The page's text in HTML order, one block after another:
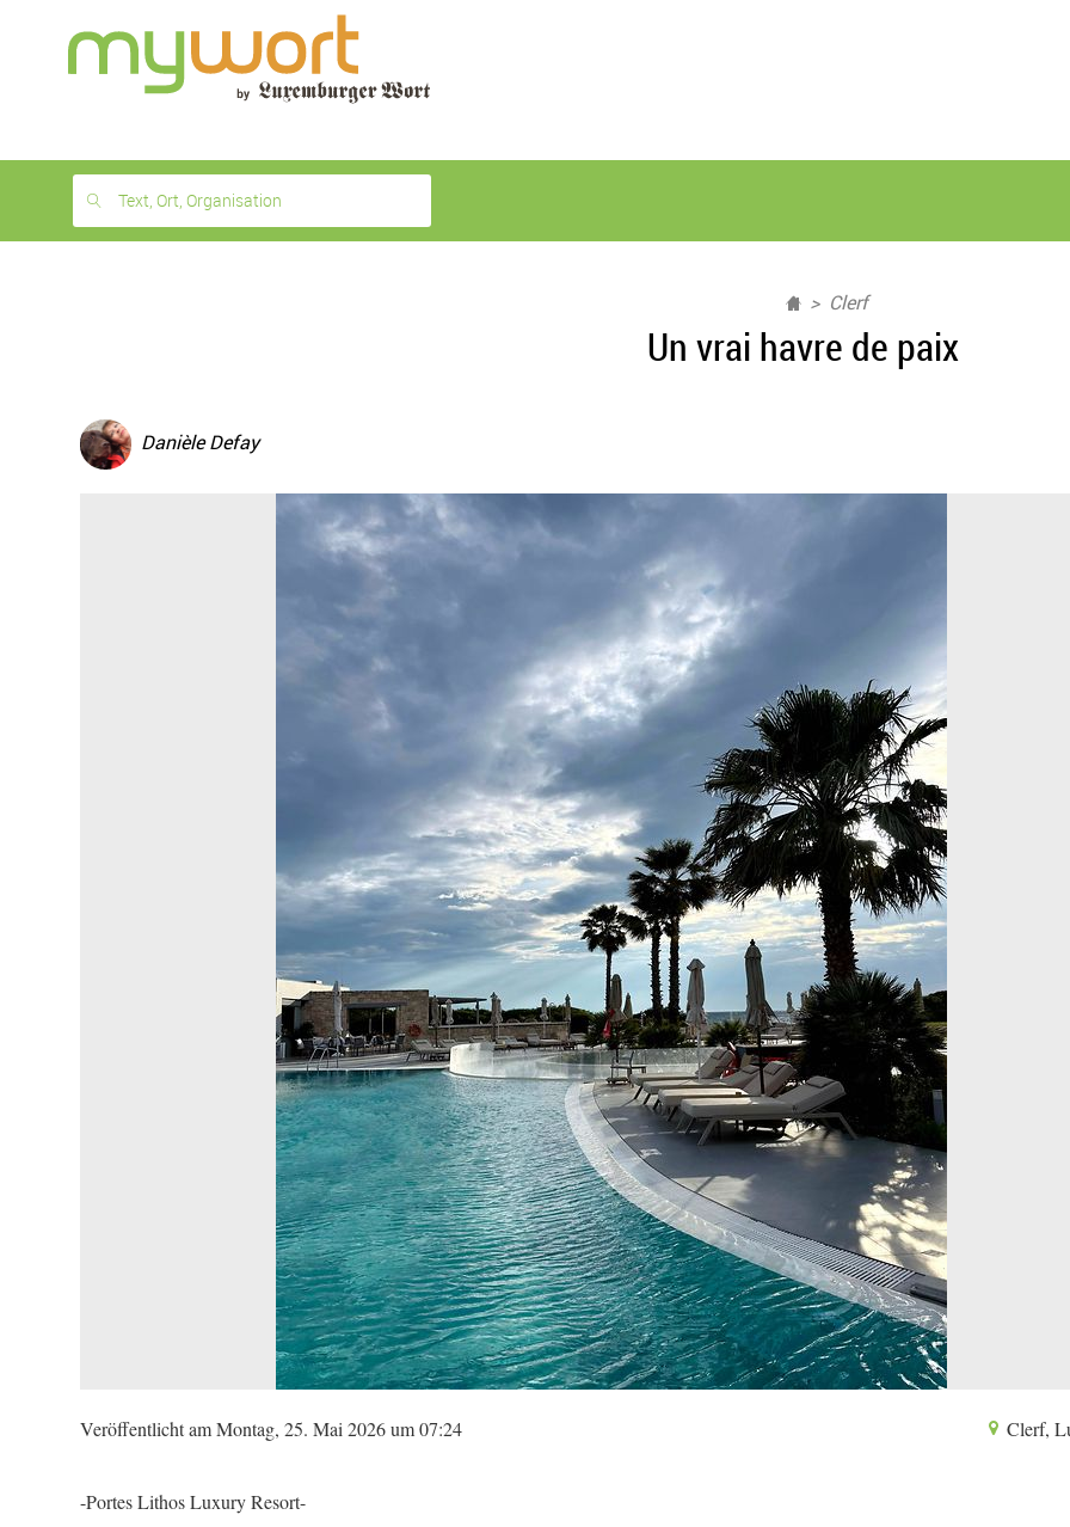
month
free
Text, Ort, Organisation
Clerf
Un vrai havre de paix
Danièle Defay
Veröffentlicht am Montag, 25. Mai 2026 um 07:24 Clerf,
-Portes Lithos Luxury Resort-